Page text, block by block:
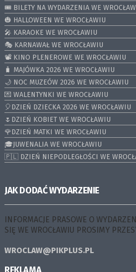
🎟️ BILETY NA WYDARZENIA WE
🎃 HALLOWEEN WE WROCŁAWIU
🎤 KARAOKE WE WROCŁAWIU
🎭 KARNAWAŁ WE WROCŁAWIU
📽️ KINO PLENEROWE WE WROCŁAWIU
🧳 MAJÓWKA 2026 WE WROCŁAWIU
🌙 NOC MUZEÓW 2026 WE WROCŁAWIU
💌 WALENTYNKI WE WROCŁAWIU
🎈DZIEŃ DZIECKA 2026 WE WROCŁAWIU
🌷DZIEŃ KOBIET WE WROCŁAWIU
🌹DZIEŃ MATKI WE WROCŁAWIU
🎓JUWENALIA WE WROCŁAWIU
🇵🇱 DZIEŃ NIEPODLEGŁOŚCI WE
JAK DODAĆ WYDARZENIE
INFORMACJE PRASOWE O
SIĘ WE WROCŁAWIU PROSIMY
WROCLAW@PIKPLUS.PL